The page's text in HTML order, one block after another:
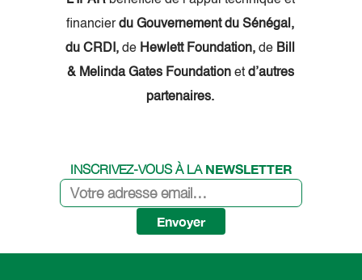
financierdu Gouvernement du Sénégal,
du CRDI, de Hewlett Foundation, de Bill
& Melinda Gates Foundation et d’autres
partenaires.
INSCRIVEZ-VOUS À LA NEWSLETTER
Envoyer